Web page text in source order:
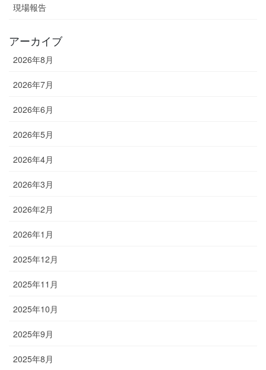
現場報告
アーカイブ
2026年8月
2026年7月
2026年6月
2026年5月
2026年4月
2026年3月
2026年2月
2026年1月
2025年12月
2025年11月
2025年10月
2025年9月
2025年8月